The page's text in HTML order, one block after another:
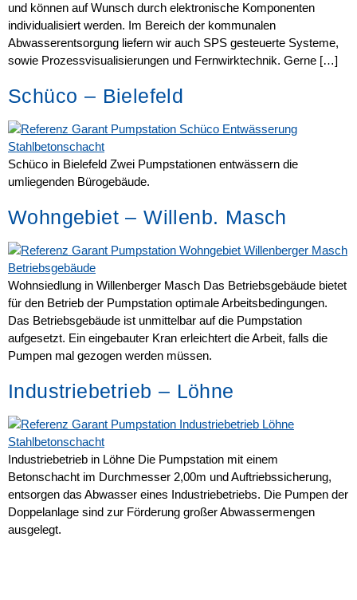
und können auf Wunsch durch elektronische Komponenten
individualisiert werden. Im Bereich der kommunalen
Abwasserentsorgung liefern wir auch SPS gesteuerte Systeme,
sowie Prozessvisualisierungen und Fernwirktechnik. Gerne […]
Schüco – Bielefeld
Schüco in Bielefeld Zwei Pumpstationen entwässern die
umliegenden Bürogebäude.
Wohngebiet – Willenb. Masch
Wohnsiedlung in Willenberger Masch​ Das Betriebsgebäude bietet
für den Betrieb der Pumpstation optimale Arbeitsbedingungen.
Das Betriebsgebäude ist unmittelbar auf die Pumpstation
aufgesetzt. Ein eingebauter Kran erleichtert die Arbeit, falls die
Pumpen mal gezogen werden müssen.
Industriebetrieb – Löhne
Industriebetrieb in Löhne Die Pumpstation mit einem
Betonschacht im Durchmesser 2,00m und Auftriebssicherung,
entsorgen das Abwasser eines Industriebetriebs. Die Pumpen der
Doppelanlage sind zur Förderung großer Abwassermengen
ausgelegt.